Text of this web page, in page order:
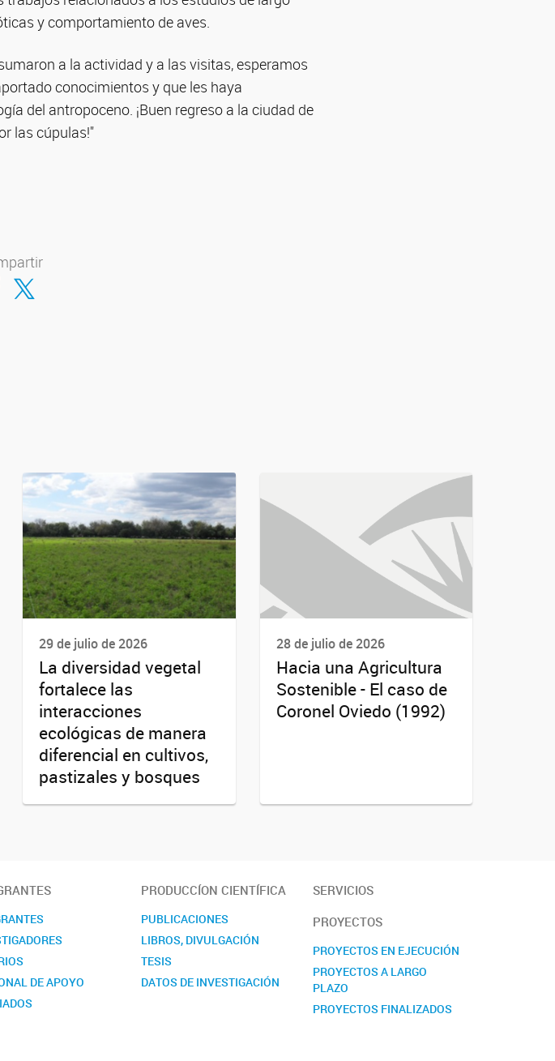
y comportamiento de aves.
a la actividad y a las visitas, esperamos
conocimientos y que les haya
del antropoceno. ¡Buen regreso a la ciudad de
las cúpulas!"
en Facebook
Compartir en Twitter
29 de julio de 2026
La diversidad vegetal
fortalece las
interacciones
ecológicas de manera
diferencial en cultivos,
pastizales y bosques
28 de julio de 2026
Hacia una Agricultura
Sostenible - El caso de
Coronel Oviedo (1992)
DE APOYO
PRODUCCÍON CIENTÍFICA
PUBLICACIONES
LIBROS, DIVULGACIÓN
TESIS
DATOS DE INVESTIGACIÓN
SERVICIOS
PROYECTOS
PROYECTOS EN EJECUCIÓN
PROYECTOS A LARGO
PLAZO
PROYECTOS FINALIZADOS